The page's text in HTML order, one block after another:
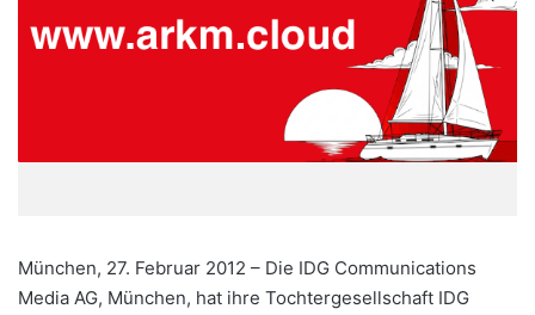
München, 27. Februar 2012 – Die IDG Communications
Media AG, München, hat ihre Tochtergesellschaft IDG